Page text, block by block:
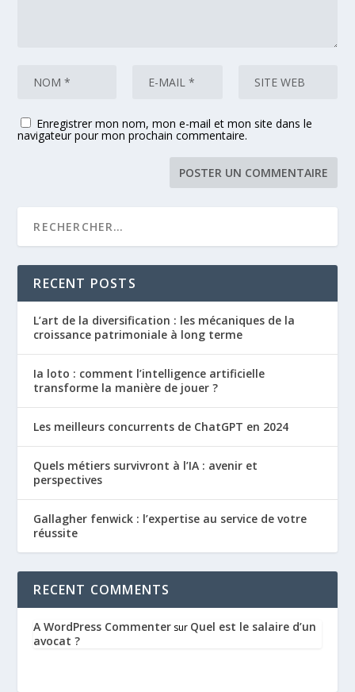
Enregistrer mon nom, mon e-mail et mon site dans le
navigateur pour mon prochain commentaire.
RECENT POSTS
L’art de la diversification : les mécaniques de la
croissance patrimoniale à long terme
Ia loto : comment l’intelligence artificielle
transforme la manière de jouer ?
Les meilleurs concurrents de ChatGPT en 2024
Quels métiers survivront à l’IA : avenir et
perspectives
Gallagher fenwick : l’expertise au service de votre
réussite
RECENT COMMENTS
A WordPress Commenter sur Quel est le salaire d’un
avocat ?